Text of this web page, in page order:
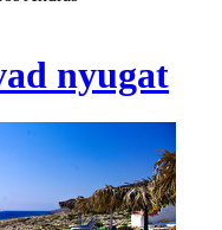
nyugat